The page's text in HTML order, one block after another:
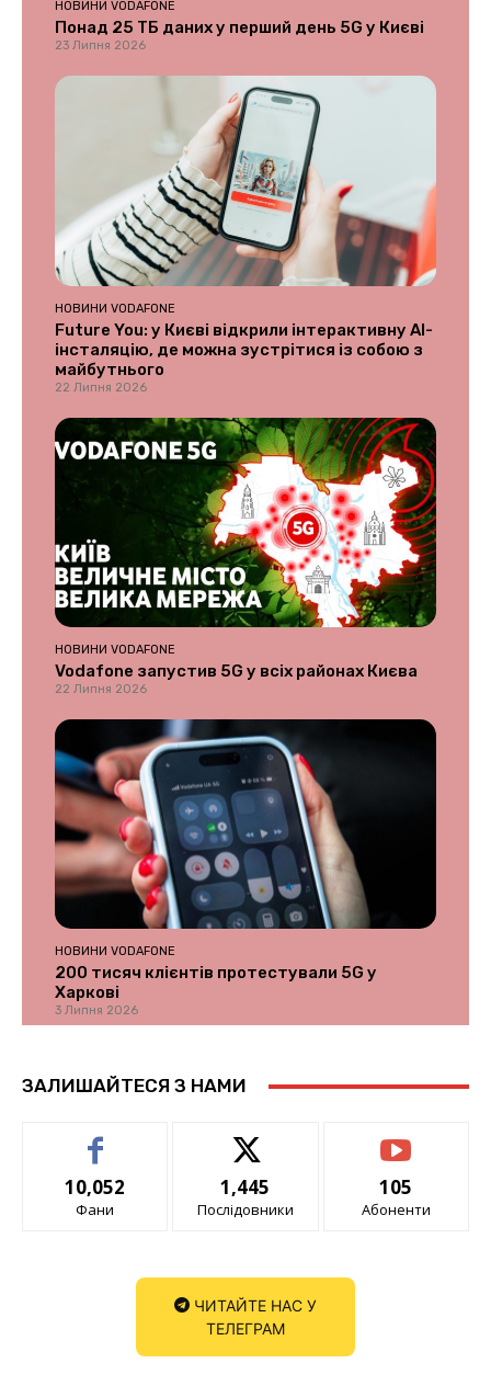
НОВИНИ VODAFONE
Понад 25 ТБ даних у перший день 5G у Києві
23 Липня 2026
НОВИНИ VODAFONE
Future You: у Києві відкрили інтерактивну AI-
інсталяцію, де можна зустрітися із собою з
майбутнього
22 Липня 2026
НОВИНИ VODAFONE
Vodafone запустив 5G у всіх районах Києва
22 Липня 2026
НОВИНИ VODAFONE
200 тисяч клієнтів протестували 5G у
Харкові
3 Липня 2026
ЗАЛИШАЙТЕСЯ З НАМИ
10,052
Фани
1,445
Послідовники
105
Абоненти
ЧИТАЙТЕ НАС У
ТЕЛЕГРАМ